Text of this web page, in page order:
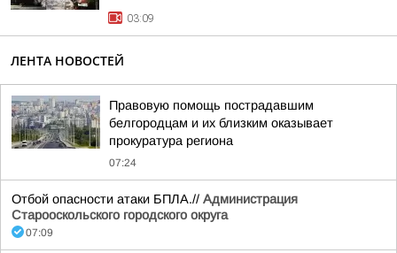
03:09
ЛЕНТА НОВОСТЕЙ
Правовую помощь пострадавшим
белгородцам и их близким оказывает
прокуратура региона
07:24
Отбой опасности атаки БПЛА.// Администрация
Старооскольского городского округа
07:09